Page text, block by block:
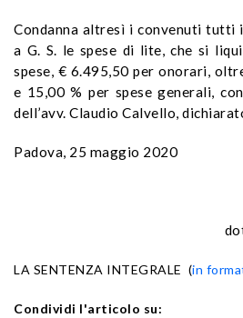
Condanna altresì i convenuti tutti
a G. S. le spese di lite, che si
spese, € 6.495,50 per onorari,
e 15,00 % per spese generali,
dell’avv. Claudio Calvello,
Padova, 25 maggio 2020
LA SENTENZA INTEGRALE (in
Condividi l'articolo su: